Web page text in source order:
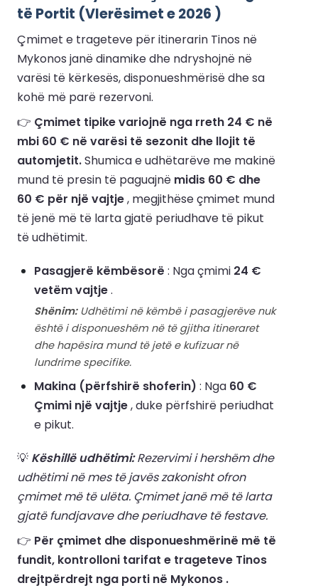
të Portit (Vlerësimet e 2026 )
Çmimet e trageteve për itinerarin Tinos në
Mykonos janë dinamike dhe ndryshojnë në
varësi të kërkesës, disponueshmërisë dhe sa
kohë më parë rezervoni.
👉 Çmimet tipike variojnë nga rreth 24 € në
mbi 60 € në varësi të sezonit dhe llojit të
automjetit.Shumica e udhëtarëve me makinë
mund të presin të paguajnë midis 60 € dhe
60 € për një vajtje, megjithëse çmimet mund
të jenë më të larta gjatë periudhave të pikut
të udhëtimit.
Pasagjerë këmbësorë : Nga çmimi 24 €
vetëm vajtje.
Shënim:Udhëtimi në këmbë i pasagjerëve nuk
është i disponueshëm në të gjitha itineraret
dhe hapësira mund të jetë e kufizuar në
lundrime specifike.
Makina (përfshirë shoferin) : Nga 60 €
Çmimi një vajtje, duke përfshirë periudhat
e pikut.
💡 Këshillë udhëtimi:Rezervimi i hershëm dhe
udhëtimi në mes të javës zakonisht ofron
çmimet më të ulëta. Çmimet janë më të larta
gjatë fundjavave dhe periudhave të festave.
👉 Për çmimet dhe disponueshmërinë më të
fundit, kontrolloni tarifat e trageteve Tinos
drejtpërdrejt nga porti në Mykonos .